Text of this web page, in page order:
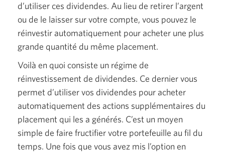
d’utiliser ces dividendes. Au lieu de retirer l’argent
ou de le laisser sur votre compte, vous pouvez le
réinvestir automatiquement pour acheter une plus
grande quantité du même placement.
Voilà en quoi consiste un régime de
réinvestissement de dividendes. Ce dernier vous
permet d’utiliser vos dividendes pour acheter
automatiquement des actions supplémentaires du
placement qui les a générés. C’est un moyen
simple de faire fructifier votre portefeuille au fil du
temps. Une fois que vous avez mis l’option en